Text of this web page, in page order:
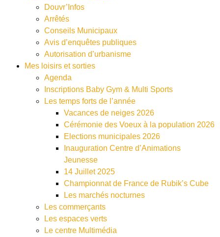
Douvr’Infos
Arrêtés
Conseils Municipaux
Avis d’enquêtes publiques
Autorisation d’urbanisme
Mes loisirs et sorties
Agenda
Inscriptions Baby Gym & Multi Sports
Les temps forts de l’année
Vacances de neiges 2026
Cérémonie des Voeux à la population 2026
Elections municipales 2026
Inauguration Centre d’Animations
Jeunesse
14 Juillet 2025
Championnat de France de Rubik’s Cube
Les marchés nocturnes
Les commerçants
Les espaces verts
Le centre Multimédia